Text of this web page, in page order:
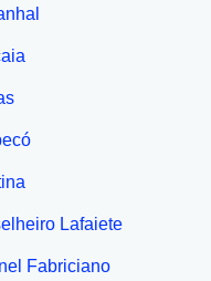
Lafaiete
Fabriciano